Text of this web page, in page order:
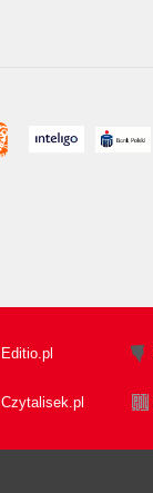
Editio.pl
Czytalisek.pl